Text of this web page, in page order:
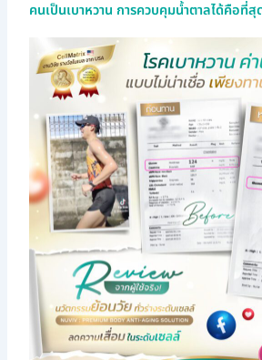
คนเป็นเบาหวาน การควบคุมน้ำตาลได้คือที่